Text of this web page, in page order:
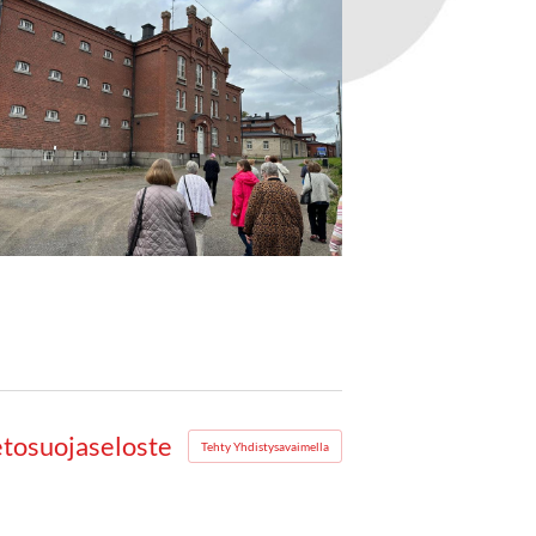
Tehty Yhdistysavaimella